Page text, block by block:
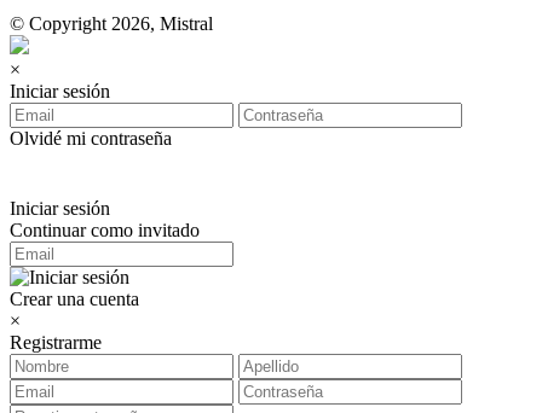
© Copyright 2026, Mistral
×
Iniciar sesión
Olvidé mi contraseña
Iniciar sesión
Continuar como invitado
Crear una cuenta
×
Registrarme